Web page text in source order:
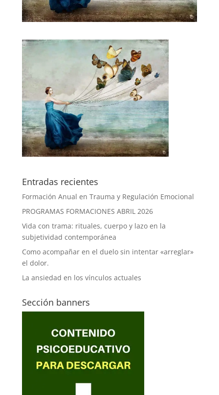
Entradas recientes
Formación Anual en Trauma y Regulación Emocional
PROGRAMAS FORMACIONES ABRIL 2026
Vida con trama: rituales, cuerpo y lazo en la
subjetividad contemporánea
Como acompañar en el duelo sin intentar «arreglar»
el dolor.
La ansiedad en los vínculos actuales
Sección banners